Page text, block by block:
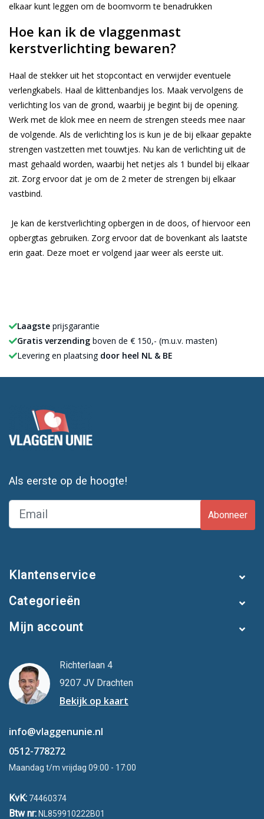
elkaar kunt leggen om de boomvorm te benadrukken
Hoe kan ik de vlaggenmast
kerstverlichting bewaren?
Haal de stekker uit het stopcontact en verwijder eventuele
verlengkabels. Haal de klittenbandjes los. Maak vervolgens de
verlichting los van de grond, waarbij je begint bij de opening.
Werk met de klok mee en neem de strengen steeds mee naar
de volgende. Als de verlichting los is kun je de bij elkaar gepakte
strengen vastzetten met touwtjes. Nu kan de verlichting uit de
mast gehaald worden, waarbij het netjes als 1 bundel bij elkaar
zit. Zorg ervoor dat je om de 2 meter de strengen bij elkaar
vastbind.
Je kan de kerstverlichting opbergen in de doos, of hiervoor een
opbergtas gebruiken. Zorg ervoor dat de bovenkant als laatste
erin gaat. Deze moet er volgend jaar weer als eerste uit.
Laagste prijsgarantie
Gratis verzending boven de € 150,- (m.u.v. masten)
Levering en plaatsing door heel NL & BE
Als eerste op de hoogte!
Abonneer
Klantenservice
Categorieën
Mijn account
Richterlaan 4
9207 JV Drachten
Bekijk op kaart
info@vlaggenunie.nl
0512-778272
Maandag t/m vrijdag 09:00 - 17:00
KvK: 74460374
Btw nr: NL859910222B01